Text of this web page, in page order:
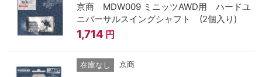
京商 MDW009 ミニッツAWD用 ハードユ
ニバーサルスイングシャフト (2個入り)
1,714 円
在庫なし 京商